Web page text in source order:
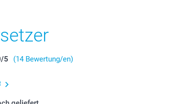
/5
(14 Bewertung/en)